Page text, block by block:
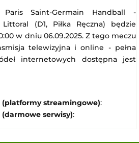
Paris Saint-Germain Handball -
(D1, Piłka Ręczna) będzie
w dniu 06.09.2025. Z tego meczu
telewizyjna i online - pełna
internetowych dostępna jest
(platformy streamingowe):
serwisy):